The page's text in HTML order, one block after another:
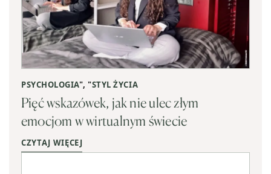
PSYCHOLOGIA", "STYL ŻYCIA
Pięć wskazówek, jak nie ulec złym
emocjom w wirtualnym świecie
CZYTAJ WIĘCEJ